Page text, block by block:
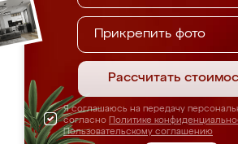
Прикрепить фото
Рассчитать
Я соглашаюсь на передачу
согласно Политике
Пользовательскому соглашению